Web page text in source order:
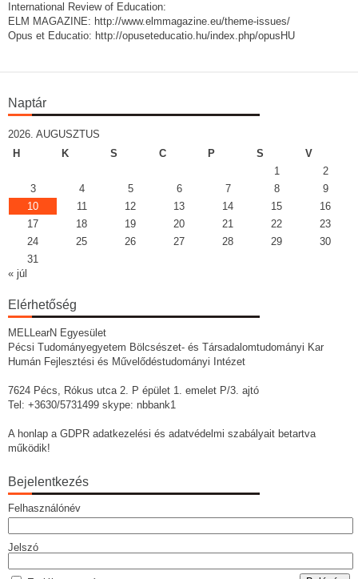
International Review of Education:
ELM MAGAZINE: http://www.elmmagazine.eu/theme-issues/
Opus et Educatio: http://opuseteducatio.hu/index.php/opusHU
Naptár
2026. AUGUSZTUS
H
K S C P S
V
1
2
3
4 5 6 7 8
9
10
11 12 13 14 15
16
17
18 19 20 21 22
23
24
25 26 27 28 29
30
31
« júl
Elérhetőség
MELLearN Egyesület
Pécsi Tudományegyetem Bölcsészet- és Társadalomtudományi Kar
Humán Fejlesztési és Művelődéstudományi Intézet
7624 Pécs, Rókus utca 2. P épület 1. emelet P/3. ajtó
Tel: +3630/5731499 skype: nbbank1
A honlap a GDPR adatkezelési és adatvédelmi szabályait betartva
működik!
Bejelentkezés
Felhasználónév
Jelszó